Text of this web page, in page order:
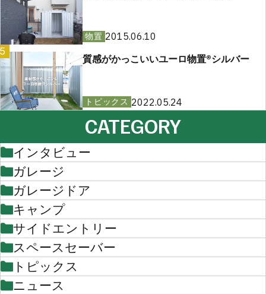
物置 2015.06.10
質感がかっこいいユーロ物置®︎シルバー
トピックス 2022.05.24
CATEGORY
インタビュー
ガレージ
ガレージドア
キャンプ
サイドエントリー
スペースセーバー
トピックス
ニュース